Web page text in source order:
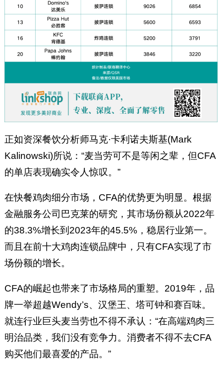
正如资深餐饮分析师马克·卡利诺夫斯基(Mark
Kalinowski)所说：“麦当劳可不是等闲之辈，但CFA
的单店表现确实令人惊叹。”
在快餐鸡肉细分市场，CFA的优势更为明显。根据
金融服务公司巴克莱的研究，其市场份额从2022年
的38.3%增长到2023年的45.5%，稳居行业第一。
而且在前十大鸡肉连锁品牌中，只有CFA实现了市
场份额的增长。
CFA的崛起也带来了市场格局的重塑。2019年，品
牌一举超越Wendy’s、汉堡王、塔可钟和赛百味。
就连行业巨头麦当劳也不得不承认：“在高端鸡肉三
明治品类，我们没有竞争力。消费者不得不去CFA
购买他们最喜爱的产品。”